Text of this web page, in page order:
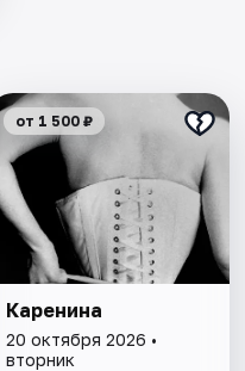
от 1 500 ₽
Каренина
20 октября 2026 •
вторник